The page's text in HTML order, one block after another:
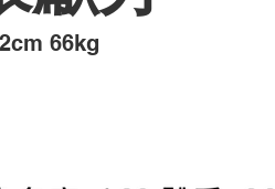
66kg